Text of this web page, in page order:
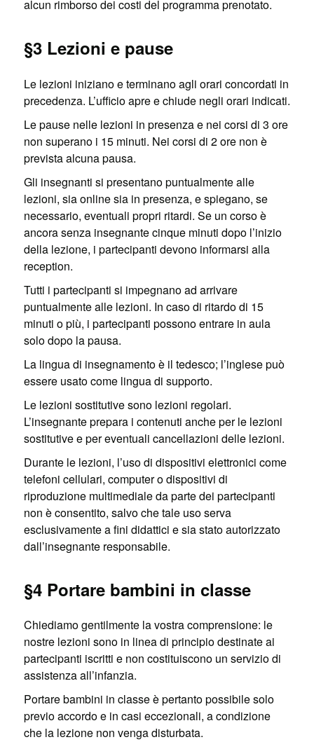
alcun rimborso dei costi del programma prenotato.
§3 Lezioni e pause
Le lezioni iniziano e terminano agli orari concordati in
precedenza. L’ufficio apre e chiude negli orari indicati.
Le pause nelle lezioni in presenza e nei corsi di 3 ore
non superano i 15 minuti. Nei corsi di 2 ore non è
prevista alcuna pausa.
Gli insegnanti si presentano puntualmente alle
lezioni, sia online sia in presenza, e spiegano, se
necessario, eventuali propri ritardi. Se un corso è
ancora senza insegnante cinque minuti dopo l’inizio
della lezione, i partecipanti devono informarsi alla
reception.
Tutti i partecipanti si impegnano ad arrivare
puntualmente alle lezioni. In caso di ritardo di 15
minuti o più, i partecipanti possono entrare in aula
solo dopo la pausa.
La lingua di insegnamento è il tedesco; l’inglese può
essere usato come lingua di supporto.
Le lezioni sostitutive sono lezioni regolari.
L’insegnante prepara i contenuti anche per le lezioni
sostitutive e per eventuali cancellazioni delle lezioni.
Durante le lezioni, l’uso di dispositivi elettronici come
telefoni cellulari, computer o dispositivi di
riproduzione multimediale da parte dei partecipanti
non è consentito, salvo che tale uso serva
esclusivamente a fini didattici e sia stato autorizzato
dall’insegnante responsabile.
§4 Portare bambini in classe
Chiediamo gentilmente la vostra comprensione: le
nostre lezioni sono in linea di principio destinate ai
partecipanti iscritti e non costituiscono un servizio di
assistenza all’infanzia.
Portare bambini in classe è pertanto possibile solo
previo accordo e in casi eccezionali, a condizione
che la lezione non venga disturbata.